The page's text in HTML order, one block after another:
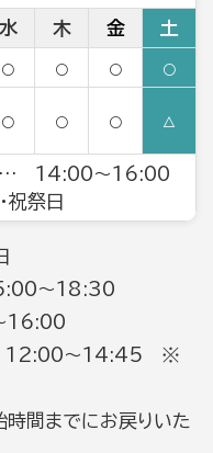
水 木 金 土
○ ○ ○ ○
○ ○ ○ △
）… 14:00～16:00
日・祝祭日
～18:30
16:00
12:00～14:45 ※
間までにお戻りいた